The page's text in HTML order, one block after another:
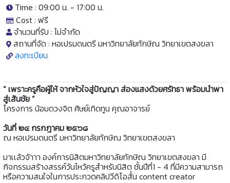
Time : 09:00 น. - 17:00 น.
Cost : ฟรี
จำนวนที่รับ : ไม่จำกัด
สถานที่จัด : หอเปรมดนตรี มหาวิทยาลัยทักษิณ วิทยาเขตสงขลา
ลงทะเบียน
“ เพราะครูคือผู้ให้ จากหัวใจสู่ปัญญา ส่องแสงด้วยศรัทธา พร้อมนำพา
สู่เส้นชัย ”
โครงการ น้อมดวงจิต ศิษย์เทิดทูน คุณอาจารย์
วันที่ ๒๔ กรกฎาคม ๒๕๖๘
ณ หอเปรมดนตรี มหาวิทยาลัยทักษิณ วิทยาเขตสงขลา
มาเเล้วจ้าาา องค์การนิสิตมหาวิทยาลัยทักษิณ วิทยาเขตสงขลา มี
กิจกรรมสร้างสรรค์วันไหว้ครูสำหรับนิสิต ชั้นปีที่1 - 4 ที่มีความสามารถ
หรือความสนใจในการประกวดคลิปวีดิโอสั้น content creator